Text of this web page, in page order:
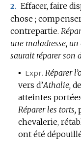
2. Effacer, faire
chose ;
contrepartie.
une maladresse, un
saurait réparer son
▪ Expr. Réparer
vers d’Athalie,
atteintes
Réparer les torts,
chevalerie,
ont été